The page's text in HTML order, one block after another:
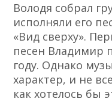
Володя собрал
исполняли его
«Вид сверху».
песен Владимир
году. Однако
характер, и не
как хотелось бы